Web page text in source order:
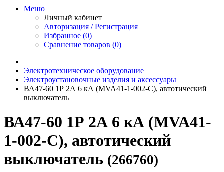
Меню
Личный кабинет
Авторизация / Регистрация
Избранное (0)
Сравнение товаров (0)
Электротехническое оборудование
Электроустановочные изделия и аксессуары
ВА47-60 1Р 2А 6 кА (MVA41-1-002-C), автотический
выключатель
ВА47-60 1Р 2А 6 кА (MVA41-
1-002-C), автотический
выключатель (266760)